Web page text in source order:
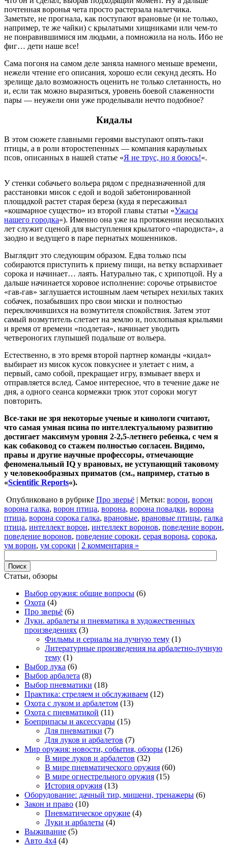
почтенная воронья чета просто растерзала налетчика.
Заметьте, не прогнала, как поступают врановые (и не только,
например, те же чайки) с крылатыми хищниками или чем-то
не понравившимися им людьми, а помножила на ноль. Ибо не
фиг… дети наше все!
Сама погоня на самом деле заняла намного меньше времени,
нежели чтение его описания, хорошо если секунд десять. Но
зрелище дало возможность оценить не только слетанность, но
и, если так можно выразиться, уровень боевой слаженности
пары — неужели они уже проделывали нечто подобное?
Кидалы
В этом сюжете главными героями выступают опять-таки
птицы, а в роли второстепенных — компания караульных
псов, описанных в нашей статье «Я не трус, но я боюсь!«.
У стенки собачьего вольера рядом с предназначенной для
расстановки мисок с едой и водой забетонированной
площадкой растет старая береза (куда я пересаживал
«кошмарное существо» из второй главы статьи «Ужасы
нашего городка«). Именно она уже на протяжении нескольких
лет служит сценой для выступления крылатого «пародиста», а
заодно и ведущего в паре пернатых мошенников.
Выглядит это следующим образом. Едва только псы
собираются приступить к приему пищи, на ветку вспархивает
сорока и начинает… лаять. Натурально так, с хрипотцой. Ну а
дальше начинается хоровое исполнение: сорочье отрывистое
«гав-гав» заглушается истошным лаем четырех нехилых таких
собачек, позабывших про свои миски и полностью
переключившихся на возмутителя спокойствия. Затем этот
самый возмутитель слетает на землю и, похлопывая крыльями
и время от времени «подлетая», начинает уводить
четвероногих глупышей подальше от вольера.
Естественно, в это время второй партнер команды «кидал»
выбирает из мисок кусок повкуснее и улетает с ним, а
первый, само собой, прекращает игру, взмывает вверх и
отправляется вслед. Самое интересное, что в течение даже не
дня, а одного сеанса кормежки трюк этот сороки могут
повторить.
Все-таки не зря некоторые ученые и кинологи считают,
что самая умная псина по интеллектуальному развитию
достигает максимум уровня 2-2,5-летнего ребенка, с чем я
как собаковод со стажем полностью согласен. Видимо,
правы и другие научные профессоры, отмечающие
феноменальный IQ у врановых, не уступающий таковому
у человекообразных приматов (см., например, статью в
«Scientific Reports«).
Опубликовано в рубрике Про зверьё | Метки: ворон, ворон
ворона галка, ворон птица, ворона, ворона повадки, ворона
птица, ворона сорока галка, врановые, врановые птицы, галка
птица, интеллект ворон, интеллект воронов, поведение ворон,
поведение воронов, поведение сороки, серая ворона, сорока,
ум ворон, ум сороки | 2 комментария »
Статьи, обзоры
Выбор оружия: общие вопросы (6)
Охота (4)
Про зверьё (6)
Луки. арбалеты и пневматика в художественных
произведениях (3)
Фильмы и сериалы на лучную тему (1)
Литературные произведения на арбалетно-лучную
тему (1)
Выбор лука (6)
Выбор арбалета (8)
Выбор пневматики (18)
Практика: стреляем и обслуживаем (12)
Охота с луком и арбалетом (13)
Охота с пневматикой (11)
Боеприпасы и аксессуары (15)
Для пневматики (7)
Для луков и арбалетов (7)
Мир оружия: новости, события, обзоры (126)
В мире луков и арбалетов (32)
В мире пневматического оружия (60)
В мире огнестрельного оружия (15)
История оружия (13)
Оборудование: дачный тир, мишени, тренажеры (6)
Закон и право (10)
Пневматическое оружие (4)
Луки и арбалеты (4)
Выживание (5)
Авто 4х4 (4)